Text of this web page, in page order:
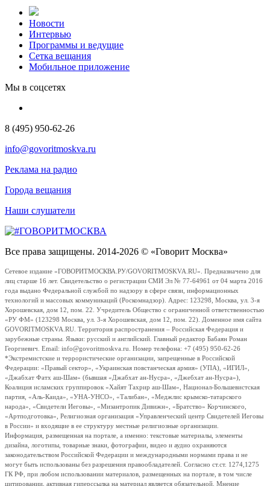
Новости
Интервью
Программы и ведущие
Сетка вещания
Мобильное приложение
Мы в соцсетях
8 (495) 950-62-26
info@govoritmoskva.ru
Реклама на радио
Города вещания
Наши слушатели
Все права защищены. 2014-2026 © «Говорит Москва»
Сетевое издание «ГОВОРИТМОСКВА.РУ/GOVORITMOSKVA.RU». Предназначено для
лиц старше 16 лет. Свидетельство о регистрации СМИ Эл № 77-64961 от 04 марта 2016
года выдано Федеральной службой по надзору в сфере связи, информационных
технологий и массовых коммуникаций (Роскомнадзор). Адрес: 123298, Москва, ул. 3-я
Хорошевская, дом 12, пом. 22. Учредитель Общество с ограниченной ответственностью
«РУ ФМ» (123298 Москва, ул. 3-я Хорошевская, дом 12, пом. 22). Доменное имя сайта
GOVORITMOSKVA.RU. Территория распространения – Российская Федерация и
зарубежные страны. Языки: русский и английский. Главный редактор Бабаян Роман
Георгиевич. Email: info@govoritmoskva.ru. Номер телефона: +7 (495) 950-62-26
*Экстремистские и террористические организации, запрещенные в Российской
Федерации: «Правый сектор», «Украинская повстанческая армия» (УПА), «ИГИЛ»,
«Джабхат Фатх аш-Шам» (бывшая «Джабхат ан-Нусра», «Джебхат ан-Нусра»),
Коалиция исламских группировок «Хайят Тахрир аш-Шам», Национал-Большевистская
партия, «Аль-Каида», «УНА-УНСО», «Талибан», «Меджлис крымско-татарского
народа», «Свидетели Иеговы», «Мизантропик Дивижн», «Братство» Корчинского,
«Артподготовка», Религиозная организация «Управленческий центр Свидетелей Иеговы
в России» и входящие в ее структуру местные религиозные организации.
Информация, размещенная на портале, а именно: текстовые материалы, элементы
дизайна, логотипы, товарные знаки, фотографии, видео и аудио охраняются
законодательством Российской Федерации и международными нормами права и не
могут быть использованы без разрешения правообладателей. Согласно ст.ст. 1274,1275
ГК РФ, при любом использовании материалов, размещенных на портале, в том числе
цитировании, активная гиперссылка на материал является обязательной. Мнение